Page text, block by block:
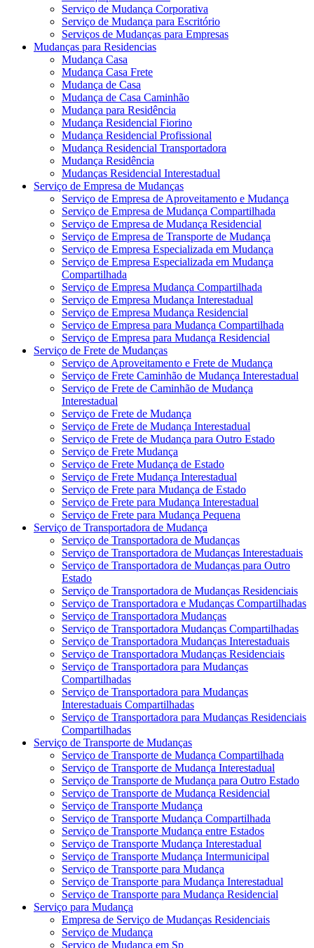
Serviço de Mudança Corporativa
Serviço de Mudança para Escritório
Serviços de Mudanças para Empresas
Mudanças para Residencias
Mudança Casa
Mudança Casa Frete
Mudança de Casa
Mudança de Casa Caminhão
Mudança para Residência
Mudança Residencial Fiorino
Mudança Residencial Profissional
Mudança Residencial Transportadora
Mudança Residência
Mudanças Residencial Interestadual
Serviço de Empresa de Mudanças
Serviço de Empresa de Aproveitamento e Mudança
Serviço de Empresa de Mudança Compartilhada
Serviço de Empresa de Mudança Residencial
Serviço de Empresa de Transporte de Mudança
Serviço de Empresa Especializada em Mudança
Serviço de Empresa Especializada em Mudança
Compartilhada
Serviço de Empresa Mudança Compartilhada
Serviço de Empresa Mudança Interestadual
Serviço de Empresa Mudança Residencial
Serviço de Empresa para Mudança Compartilhada
Serviço de Empresa para Mudança Residencial
Serviço de Frete de Mudanças
Serviço de Aproveitamento e Frete de Mudança
Serviço de Frete Caminhão de Mudança Interestadual
Serviço de Frete de Caminhão de Mudança
Interestadual
Serviço de Frete de Mudança
Serviço de Frete de Mudança Interestadual
Serviço de Frete de Mudança para Outro Estado
Serviço de Frete Mudança
Serviço de Frete Mudança de Estado
Serviço de Frete Mudança Interestadual
Serviço de Frete para Mudança de Estado
Serviço de Frete para Mudança Interestadual
Serviço de Frete para Mudança Pequena
Serviço de Transportadora de Mudança
Serviço de Transportadora de Mudanças
Serviço de Transportadora de Mudanças Interestaduais
Serviço de Transportadora de Mudanças para Outro
Estado
Serviço de Transportadora de Mudanças Residenciais
Serviço de Transportadora e Mudanças Compartilhadas
Serviço de Transportadora Mudanças
Serviço de Transportadora Mudanças Compartilhadas
Serviço de Transportadora Mudanças Interestaduais
Serviço de Transportadora Mudanças Residenciais
Serviço de Transportadora para Mudanças
Compartilhadas
Serviço de Transportadora para Mudanças
Interestaduais Compartilhadas
Serviço de Transportadora para Mudanças Residenciais
Compartilhadas
Serviço de Transporte de Mudanças
Serviço de Transporte de Mudança Compartilhada
Serviço de Transporte de Mudança Interestadual
Serviço de Transporte de Mudança para Outro Estado
Serviço de Transporte de Mudança Residencial
Serviço de Transporte Mudança
Serviço de Transporte Mudança Compartilhada
Serviço de Transporte Mudança entre Estados
Serviço de Transporte Mudança Interestadual
Serviço de Transporte Mudança Intermunicipal
Serviço de Transporte para Mudança
Serviço de Transporte para Mudança Interestadual
Serviço de Transporte para Mudança Residencial
Serviço para Mudança
Empresa de Serviço de Mudanças Residenciais
Serviço de Mudança
Serviço de Mudança em Sp